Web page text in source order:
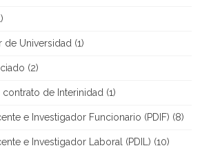
de Universidad (1)
(2)
de Interinidad (1)
e Investigador Funcionario (PDIF) (8)
e Investigador Laboral (PDIL) (10)